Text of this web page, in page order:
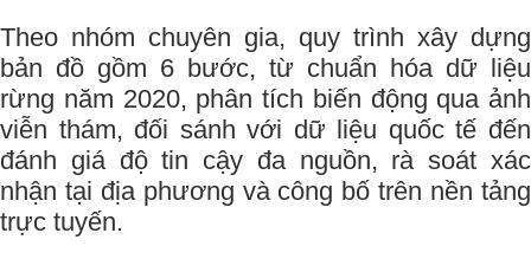
Theo nhóm chuyên gia, quy trình xây dựng
bản đồ gồm 6 bước, từ chuẩn hóa dữ liệu
rừng năm 2020, phân tích biến động qua ảnh
viễn thám, đối sánh với dữ liệu quốc tế đến
đánh giá độ tin cậy đa nguồn, rà soát xác
nhận tại địa phương và công bố trên nền tảng
trực tuyến.